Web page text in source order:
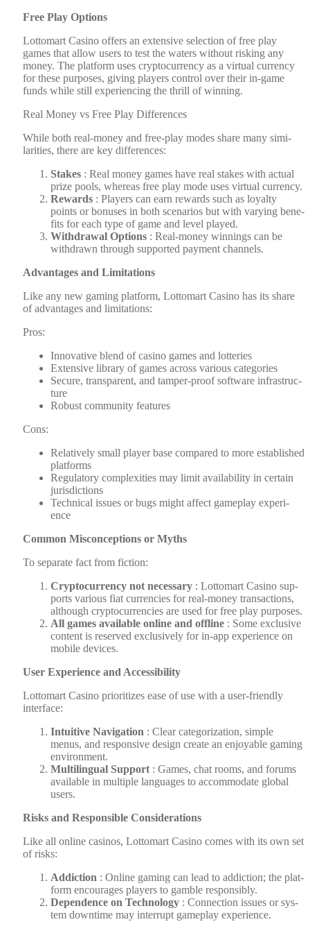
Free Play Options
Lot­tomart Casi­no offers an exten­sive selec­tion of free play
games that allow users to test the waters with­out risk­ing any
mon­ey. The plat­form uses cryp­tocur­ren­cy as a vir­tu­al cur­ren­cy
for these pur­pos­es, giv­ing play­ers con­trol over their in-game
funds while still expe­ri­enc­ing the thrill of win­ning.
Real Mon­ey vs Free Play Dif­fer­ences
While both real-mon­ey and free-play modes share many sim­i­
lar­i­ties, there are key dif­fer­ences:
Stakes : Real mon­ey games have real stakes with actu­al
prize pools, where­as free play mode uses vir­tu­al cur­ren­cy.
Rewards : Play­ers can earn rewards such as loy­al­ty
points or bonus­es in both sce­nar­ios but with vary­ing ben­e­
fits for each type of game and lev­el played.
With­draw­al Options : Real-mon­ey win­nings can be
with­drawn through sup­port­ed pay­ment chan­nels.
Advan­tages and Lim­i­ta­tions
Like any new gam­ing plat­form, Lot­tomart Casi­no has its share
of advan­tages and lim­i­ta­tions:
Pros:
Inno­v­a­tive blend of casi­no games and lot­ter­ies
Exten­sive library of games across var­i­ous cat­e­gories
Secure, trans­par­ent, and tam­per-proof soft­ware infra­struc­
ture
Robust com­mu­ni­ty fea­tures
Cons:
Rel­a­tive­ly small play­er base com­pared to more estab­lished
plat­forms
Reg­u­la­to­ry com­plex­i­ties may lim­it avail­abil­i­ty in cer­tain
juris­dic­tions
Tech­ni­cal issues or bugs might affect game­play expe­ri­
ence
Com­mon Mis­con­cep­tions or Myths
To sep­a­rate fact from fic­tion:
Cryp­tocur­ren­cy not nec­es­sary : Lot­tomart Casi­no sup­
ports var­i­ous fiat cur­ren­cies for real-mon­ey trans­ac­tions,
although cryp­tocur­ren­cies are used for free play pur­pos­es.
All games avail­able online and offline : Some exclu­sive
con­tent is reserved exclu­sive­ly for in-app expe­ri­ence on
mobile devices.
User Expe­ri­ence and Acces­si­bil­i­ty
Lot­tomart Casi­no pri­or­i­tizes ease of use with a user-friend­ly
inter­face:
Intu­itive Nav­i­ga­tion : Clear cat­e­go­riza­tion, sim­ple
menus, and respon­sive design cre­ate an enjoy­able gam­ing
envi­ron­ment.
Mul­ti­lin­gual Sup­port : Games, chat rooms, and forums
avail­able in mul­ti­ple lan­guages to accom­mo­date glob­al
users.
Risks and Respon­si­ble Con­sid­er­a­tions
Like all online casi­nos, Lot­tomart Casi­no comes with its own set
of risks:
Addic­tion : Online gam­ing can lead to addic­tion; the plat­
form encour­ages play­ers to gam­ble respon­si­bly.
Depen­dence on Tech­nol­o­gy : Con­nec­tion issues or sys­
tem down­time may inter­rupt game­play expe­ri­ence.